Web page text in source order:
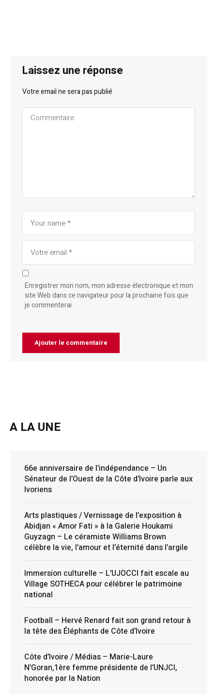
Laissez une réponse
Votre email ne sera pas publié
Enregistrer mon nom, mon adresse électronique et mon
site Web dans ce navigateur pour la prochaine fois que
je commenterai.
A LA UNE
66e anniversaire de l’indépendance – Un
Sénateur de l’Ouest de la Côte d’Ivoire parle aux
Ivoriens
Arts plastiques / Vernissage de l’exposition à
Abidjan « Amor Fati » à la Galerie Houkami
Guyzagn – Le céramiste Williams Brown
célèbre la vie, l’amour et l’éternité dans l’argile
Immersion culturelle – L’UJOCCI fait escale au
Village SOTHECA pour célébrer le patrimoine
national
Football – Hervé Renard fait son grand retour à
la tête des Éléphants de Côte d’Ivoire
Côte d’Ivoire / Médias – Marie-Laure
N’Goran,1ère femme présidente de l’UNJCI,
honorée par la Nation